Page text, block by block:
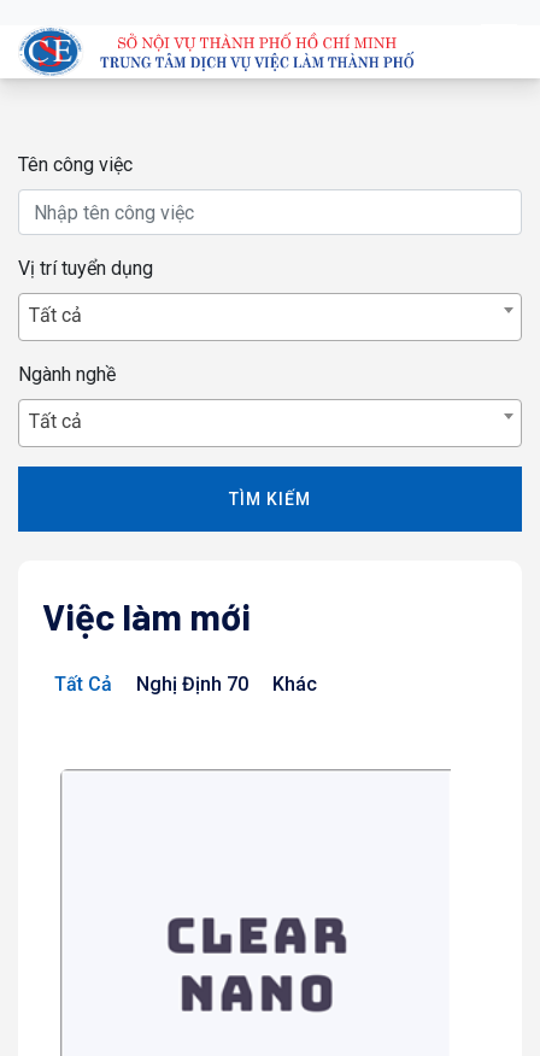
Tên công việc
Vị trí tuyển dụng
Tất cả
Ngành nghề
Tất cả
TÌM KIẾM
Việc làm mới
Tất Cả Nghị Định 70 Khác